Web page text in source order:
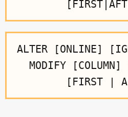
ALTER [ONLINE]
MODIFY [COLUMN]